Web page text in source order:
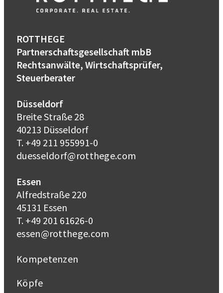
ROTTHEGE
Partnerschaftsgesellschaft mbB
Rechtsanwälte, Wirtschaftsprüfer,
Steuerberater
Düsseldorf
Breite Straße 28
40213 Düsseldorf
T. +49 211 955991-0
duesseldorf@rotthege.com
Essen
Alfredstraße 220
45131 Essen
T. +49 201 61626-0
essen@rotthege.com
Kompetenzen
Köpfe